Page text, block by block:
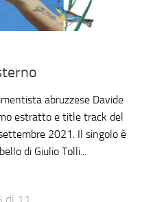
abruzzese Davide
estratto e title track del
2021. Il singolo è
di Giulio Tolli...
di 11